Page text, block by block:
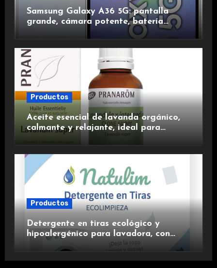
Samsung Galaxy A36 5G: pantalla
grande, cámara potente, batería
duradera y carga rápida para una
experiencia premium.
Productos
Aceite esencial de lavanda orgánico,
calmante y relajante, ideal para
Productos
Detergente en tiras ecológico y
hipoalergénico para lavadora, con
suavizante incluido y fragancia de